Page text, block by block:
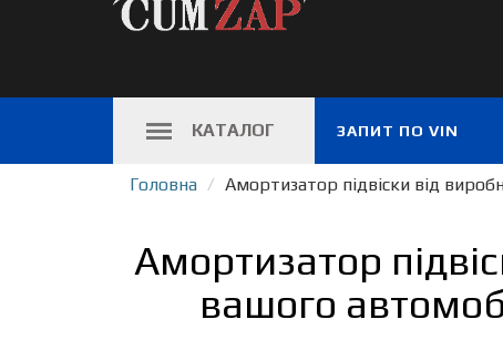
КАТАЛОГ ЗАПИТ ПО VIN
Головна Амортизатор підвіски від
Амортизатор
вашого